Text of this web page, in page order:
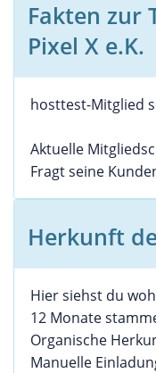
Fakten zur
Pixel X e.K.
hosttest-Mitglied
Aktuelle
Fragt seine
Herkunft
Hier siehst du
12 Monate
Organische
Manuelle